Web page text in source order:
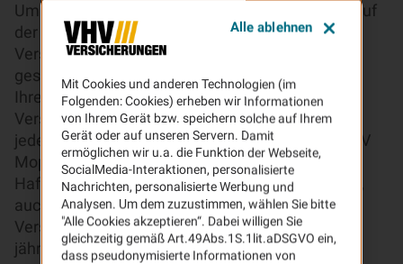
Um Ihr Kleinkraftrad wie Moped, Roller und Co., auf
der Straße fahren zu dürfen, benötigen Sie eine
Versicherung, denn diese ist in Deutschland
gesetzlich vorgeschrieben. Das heißt, Sie dürfen
Ihren Roller nur mit einem aktuell gültigen
Versicherungskennzeichen fahren. Dieses muss
jedes Jahr zum 1. März erneuert werden. Die VHV
Moped-Versicherung bietet Schutz bei
Haftpflichtschäden und, je nach gewähltem Tarif,
auch bei Schäden am eigenen Fahrzeug. Den
Versicherungsschutz können Sie anschließend
jährlich unkompliziert verlängern.
Mit Cookies und anderen Technologien (im
Folgenden: Cookies) erheben wir Informationen
von Ihrem Gerät bzw. speichern solche auf Ihrem
Gerät oder auf unseren Servern. Damit
ermöglichen wir u.a. die Funktion der Webseite,
SocialMedia-Interaktionen, personalisierte
Nachrichten, personalisierte Werbung und
Analysen. Um dem zuzustimmen, wählen Sie bitte
"Alle Cookies akzeptieren“. Dabei willigen Sie
gleichzeitig gemäß Art.49Abs.1S.1lit.aDSGVO ein,
dass pseudonymisierte Informationen von
Alle ablehnen